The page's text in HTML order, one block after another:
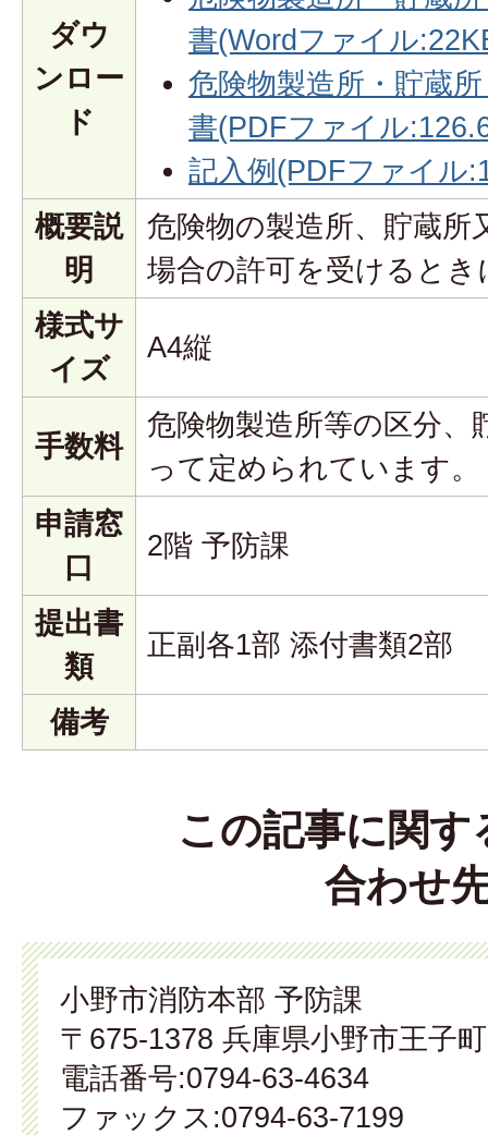
ダウ
ンロー
ド
書(Wordファイル
危険物製造所・貯蔵
書(PDFファイル
記入例(PDFファイル
概要説
明
危険物の製造所、貯蔵所
場合の許可を受けると
様式サ
イズ
A4縦
手数料
危険物製造所等の区分、
って定められています。
申請窓
口
2階 予防課
提出書
類
正副各1部 添付書類2部
備考
この記事に関す
合わせ
小野市消防本部 予防課
〒675-1378 兵庫県小野市王子
電話番号:0794-63-4634
ファックス:0794-63-7199